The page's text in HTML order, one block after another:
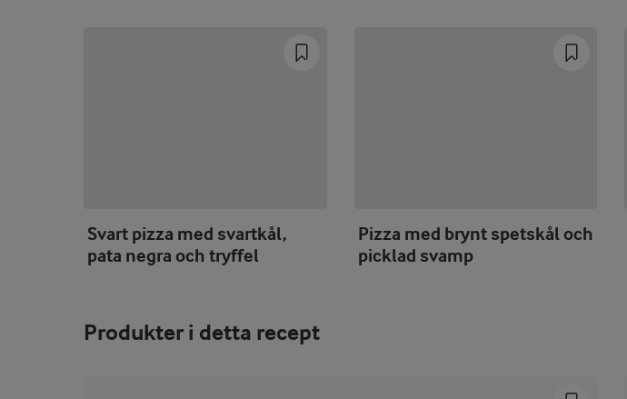
Svart pizza med svartkål,
pata negra och tryffel
Pizza med brynt spetskål och
picklad svamp
Produkter i detta recept